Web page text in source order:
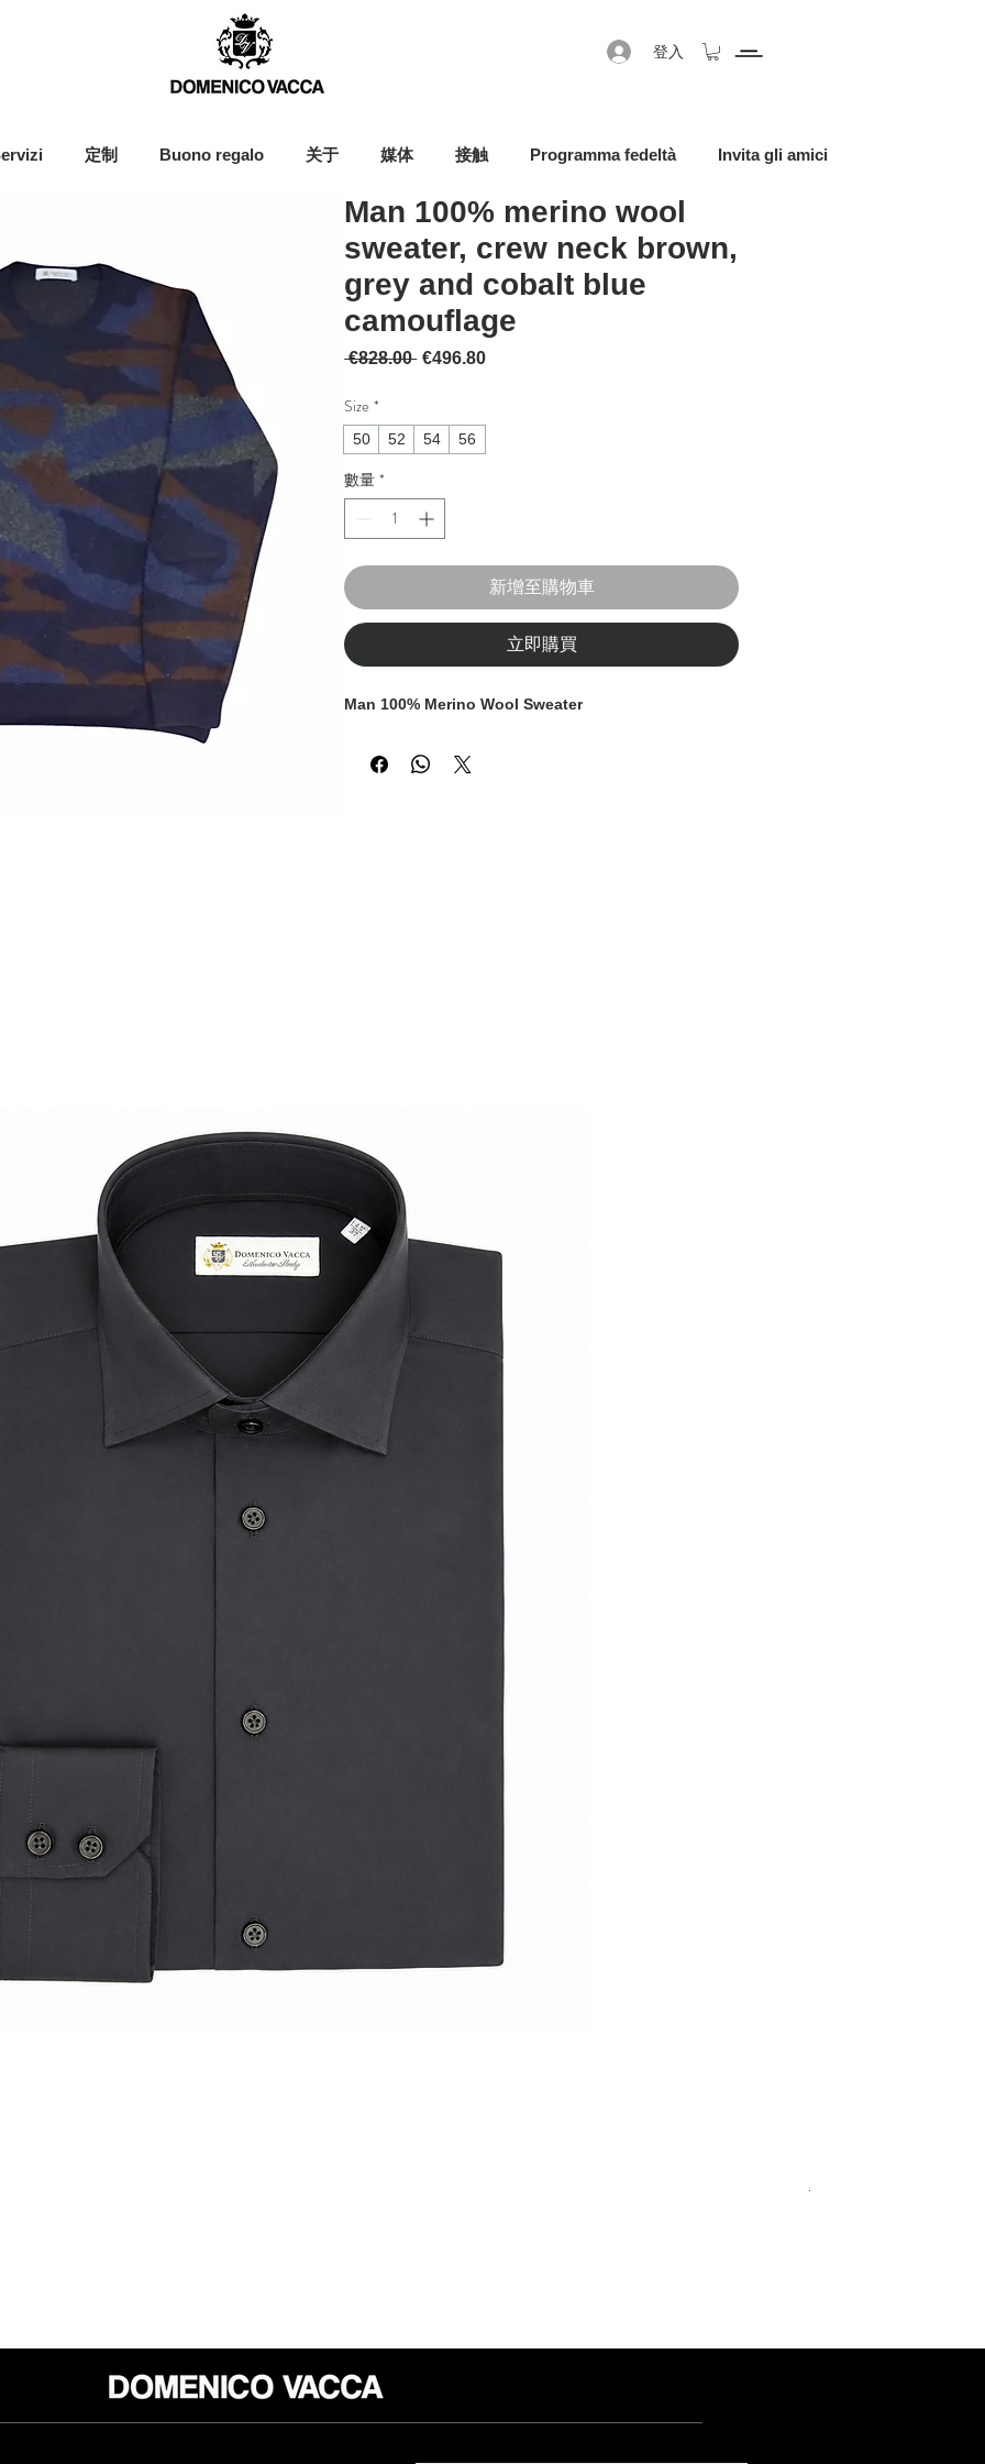
登入
定制 Buono regalo 关于 媒体 接触 Programma fedeltà Invita gli amici
Man 100% merino wool
sweater, crew neck brown,
grey and cobalt blue
camouflage
€828.00 一般價格
€496.80促銷價格
Size *
50 52 54 56
數量 *
新增至購物車
立即購買
Man 100% Merino Wool Sweater
一般價格
€340.00